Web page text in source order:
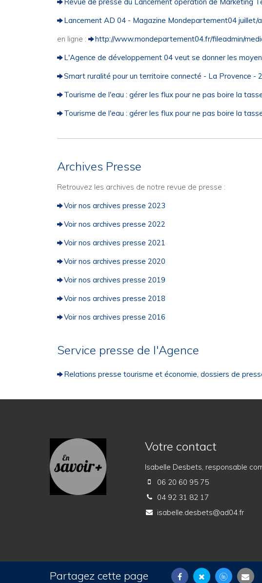
Lancement AD 04 - Magazine Mondepartement04 juillet/
en ligne :
http://www.mondepartement04.fr/fileadmin/
L'Agence de développement 04 veut se donner les
Smart ruralité pour un territoire connecté - La Provence -
Tourisme de l'eau : gérer les flux pour ne pas boire la
Tourisme de l'eau : gérer les flux pour ne pas boire la
Archives Presse
Retrouvez les archives de notre revue de presse :
Voir nos archives presse 2023
Voir nos archives presse 2022
Voir nos archives presse 2021
Voir nos archives presse 2020
Voir nos archives presse 2019
Voir nos archives presse 2018
Voir nos archives presse 2016
Service presse de l'Agence
Relations presse tourisme et économie, dossiers de
Votre contact
Isabelle Desbets, responsable
06 20 60 95 75
04 92 31 82 17
isabelle.desbets@ad04.fr
Partagez cette page